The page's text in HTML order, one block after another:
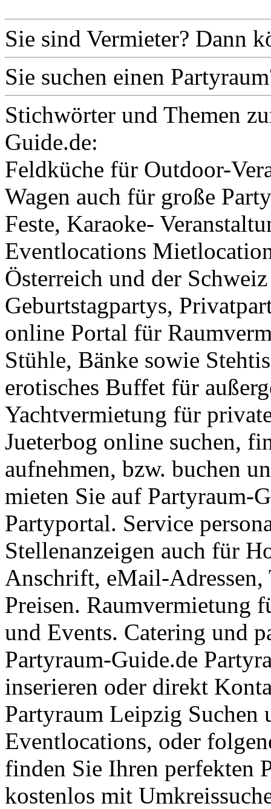
Sie sind Vermieter? Dann
Sie suchen einen
Stichwörter und Themen
Guide.de:
Feldküche für Outdoor-
Wagen auch für große
Feste, Karaoke-
Eventlocations
Österreich und der
Geburtstagpartys,
online Portal für
Stühle, Bänke sowie
erotisches Buffet für
Yachtvermietung für
Jueterbog online suchen,
aufnehmen, bzw. buchen
mieten Sie auf Partyraum-
Partyportal. Service
Stellenanzeigen auch für
Anschrift, eMail-
Preisen. Raumvermietung
und Events. Catering und
Partyraum-Guide.de
inserieren oder direkt
Partyraum Leipzig Suchen
Eventlocations, oder
finden Sie Ihren perfekten
kostenlos mit